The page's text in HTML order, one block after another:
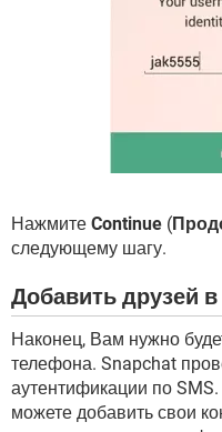
Нажмите Continue (
следующему шагу.
Добавить друзей в
Наконец, Вам нужно
телефона. Snapchat
аутентификации по
можете добавить свои